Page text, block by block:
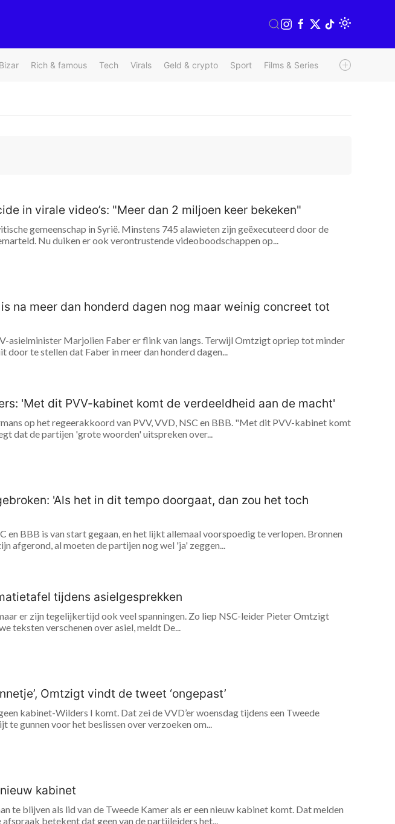
Bizar Rich & famous Tech Virals Geld & crypto Sport Films & Series Radio & TV
in virale video’s: "Meer dan 2 miljoen keer bekeken"
gemeenschap in Syrië. Minstens 745 alawieten zijn geëxecuteerd door de
Nu duiken er ook verontrustende videoboodschappen op...
na meer dan honderd dagen nog maar weinig concreet tot
asielminister Marjolien Faber er flink van langs. Terwijl Omtzigt opriep tot minder
door te stellen dat Faber in meer dan honderd dagen...
'Met dit PVV-kabinet komt de verdeeldheid aan de macht'
op het regeerakkoord van PVV, VVD, NSC en BBB. "Met dit PVV-kabinet komt
dat de partijen 'grote woorden' uitspreken over...
'Als het in dit tempo doorgaat, dan zou het toch
en BBB is van start gegaan, en het lijkt allemaal voorspoedig te verlopen. Bronnen
afgerond, al moeten de partijen nog wel 'ja' zeggen...
tijdens asielgesprekken
er zijn tegelijkertijd ook veel spanningen. Zo liep NSC-leider Pieter Omtzigt
teksten verschenen over asiel, meldt De...
Omtzigt vindt de tweet ‘ongepast’
kabinet-Wilders I komt. Dat zei de VVD’er woensdag tijdens een Tweede
gunnen voor het beslissen over verzoeken om...
kabinet
te blijven als lid van de Tweede Kamer als er een nieuw kabinet komt. Dat melden
betekent dat geen van de partijleiders het...